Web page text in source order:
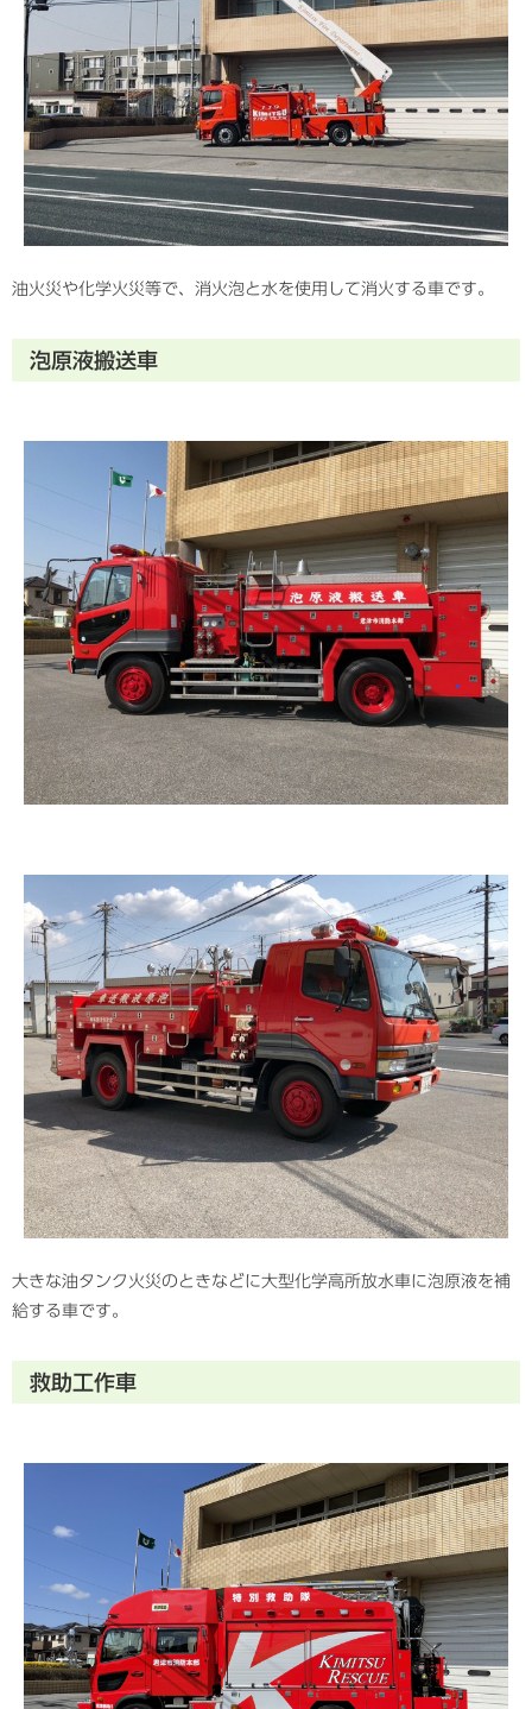
油火災や化学火災等で、消火泡と水を使用して消火する車です。
泡原液搬送車
大きな油タンク火災のときなどに大型化学高所放水車に泡原液を補
給する車です。
救助工作車